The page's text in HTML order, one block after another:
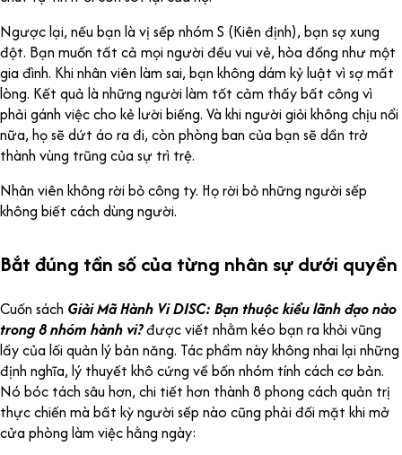
Ngược lại, nếu bạn là vị sếp nhóm S (Kiên định), bạn sợ xung
đột. Bạn muốn tất cả mọi người đều vui vẻ, hòa đồng như một
gia đình. Khi nhân viên làm sai, bạn không dám kỷ luật vì sợ mất
lòng. Kết quả là những người làm tốt cảm thấy bất công vì
phải gánh việc cho kẻ lười biếng. Và khi người giỏi không chịu nổi
nữa, họ sẽ dứt áo ra đi, còn phòng ban của bạn sẽ dần trở
thành vùng trũng của sự trì trệ.
Nhân viên không rời bỏ công ty. Họ rời bỏ những người sếp
không biết cách dùng người.
Bắt đúng tần số của từng nhân sự dưới quyền
Cuốn sách Giải Mã Hành Vi DISC: Bạn thuộc kiểu lãnh đạo nào
trong 8 nhóm hành vi?được viết nhằm kéo bạn ra khỏi vũng
lầy của lối quản lý bản năng. Tác phẩm này không nhai lại những
định nghĩa, lý thuyết khô cứng về bốn nhóm tính cách cơ bản.
Nó bóc tách sâu hơn, chi tiết hơn thành 8 phong cách quản trị
thực chiến mà bất kỳ người sếp nào cũng phải đối mặt khi mở
cửa phòng làm việc hằng ngày: